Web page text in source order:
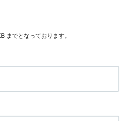
までとなっております。